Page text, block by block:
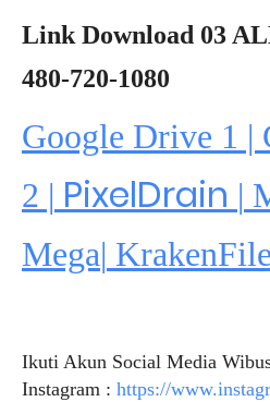
Link Download 03
480-720-1080
Google Drive 1 |
2 | PixelDrain |
Mega| KrakenFile
Ikuti Akun Social Media
Instagram : https://